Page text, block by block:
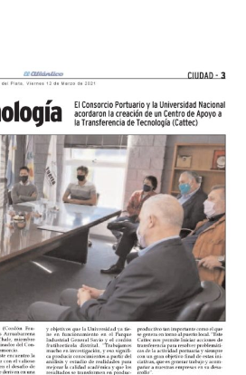
Casas, Bruno Di Bello, Mateo
Sosa, Santiago Vásquez,
Rojas y Leonardo Verón, Ullúa y
Mariano Mignini.
Nadal, Lucas Miguez, Latorre,
Núñez y Quilen, Alberto Reye,
Benítez Digorado y Héctor